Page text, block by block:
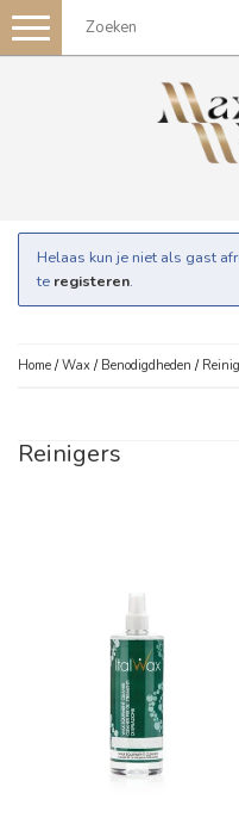
Toggle
navigation
Helaas kun je niet als gast
te registeren.
Home /Wax / Benodigdheden /
Reinigers